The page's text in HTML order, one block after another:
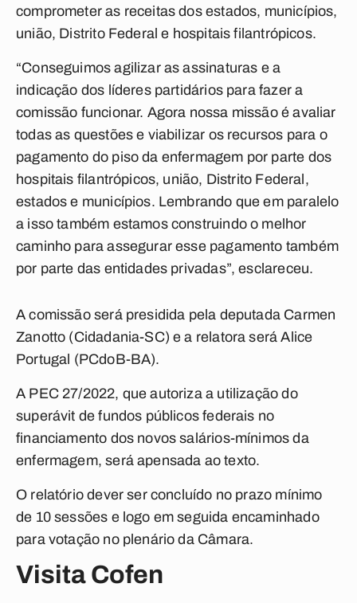
comprometer as receitas dos estados, municípios,
união, Distrito Federal e hospitais filantrópicos.
“Conseguimos agilizar as assinaturas e a
indicação dos líderes partidários para fazer a
comissão funcionar. Agora nossa missão é avaliar
todas as questões e viabilizar os recursos para o
pagamento do piso da enfermagem por parte dos
hospitais filantrópicos, união, Distrito Federal,
estados e municípios. Lembrando que em paralelo
a isso também estamos construindo o melhor
caminho para assegurar esse pagamento também
por parte das entidades privadas”, esclareceu.
A comissão será presidida pela deputada Carmen
Zanotto (Cidadania-SC) e a relatora será Alice
Portugal (PCdoB-BA).
A PEC 27/2022, que autoriza a utilização do
superávit de fundos públicos federais no
financiamento dos novos salários-mínimos da
enfermagem, será apensada ao texto.
O relatório dever ser concluído no prazo mínimo
de 10 sessões e logo em seguida encaminhado
para votação no plenário da Câmara.
Visita Cofen